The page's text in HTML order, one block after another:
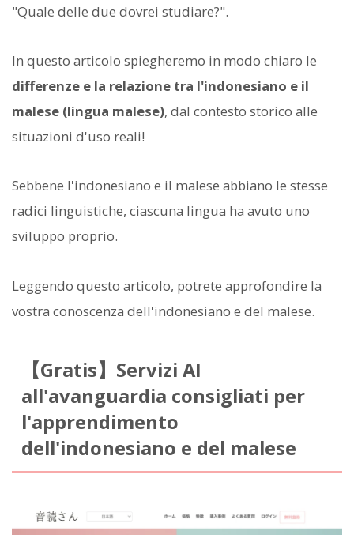
"Quale delle due dovrei studiare?".
In questo articolo spiegheremo in modo chiaro le
differenze e la relazione tra l'indonesiano e il
malese (lingua malese), dal contesto storico alle
situazioni d'uso reali!
Sebbene l'indonesiano e il malese abbiano le stesse
radici linguistiche, ciascuna lingua ha avuto uno
sviluppo proprio.
Leggendo questo articolo, potrete approfondire la
vostra conoscenza dell'indonesiano e del malese.
【Gratis】Servizi AI
all'avanguardia consigliati per
l'apprendimento
dell'indonesiano e del malese